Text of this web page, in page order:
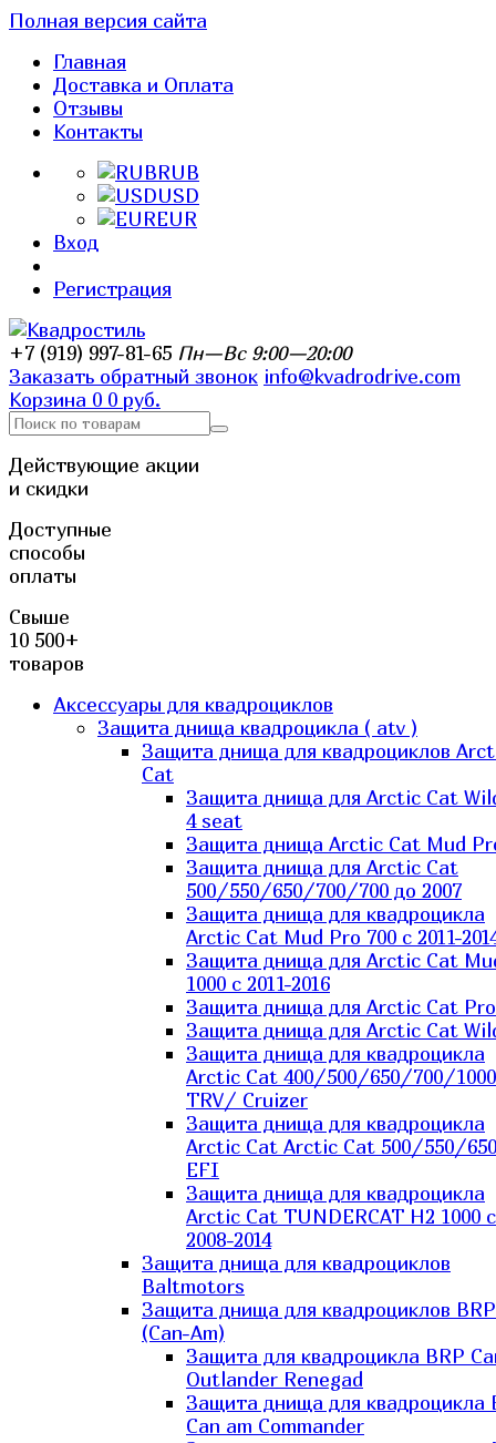
Полная версия сайта
Главная
Доставка и Оплата
Отзывы
Контакты
RUB
USD
EUR
Вход
Регистрация
+7 (919) 997-81-65 Пн—Вс 9:00—20:00
Заказать обратный звонок info@kvadrodrive.com
Корзина 0 0 руб.
Действующие акции
и скидки
Доступные
способы
оплаты
Свыше
10 500+
товаров
Аксессуары для квадроциклов
Защита днища квадроцикла ( atv )
Защита днища для квадроциклов
Cat
Защита днища для Arctic Cat
4 seat
Защита днища Arctic Cat Mud
Защита днища для Arctic Cat
500/550/650/700/700 до 2007
Защита днища для квадроцикла
Arctic Cat Mud Pro 700 с 2011-
Защита днища для Arctic Cat
1000 c 2011-2016
Защита днища для Arctic Cat
Защита днища для Arctic Cat
Защита днища для квадроцикла
Arctic Cat 400/500/650/700/1000
TRV/ Cruizer
Защита днища для квадроцикла
Arctic Cat Arctic Cat 500/550/
EFI
Защита днища для квадроцикла
Arctic Cat TUNDERCAT H2 1000 c
2008-2014
Защита днища для квадроциклов
Baltmotors
Защита днища для квадроциклов BRP
(Can-Am)
Защита для квадроцикла BRP
Outlander Renegad
Защита днища для квадроцикла
Can am Commander